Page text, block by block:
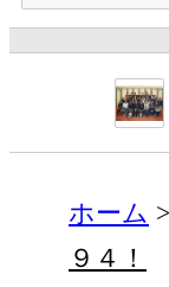
ホーム
９４！